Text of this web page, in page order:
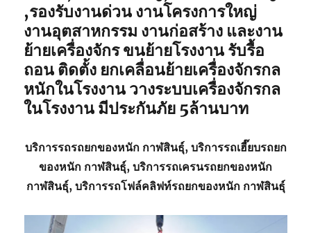
,รองรับงานด่วน งานโครงการใหญ่
งานอุตสาหกรรม งานก่อสร้าง และงาน
ย้ายเครื่องจักร ขนย้ายโรงงาน รับรื้อ
ถอน ติดตั้ง ยกเคลื่อนย้ายเครื่องจักรกล
หนักในโรงงาน วางระบบเครื่องจักรกล
ในโรงงาน มีประกันภัย 5ล้านบาท
บริการรถรถยกของหนัก กาฬสินธุ์, บริการรถเฮี๊ยบรถยก
ของหนัก กาฬสินธุ์, บริการรถเครนรถยกของหนัก
กาฬสินธุ์, บริการรถโฟล์คลิฟท์รถยกของหนัก กาฬสินธุ์